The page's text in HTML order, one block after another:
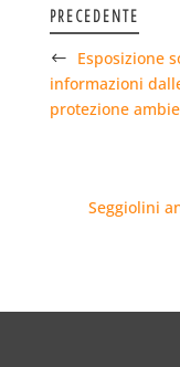
PRECEDENTE
Esposizione
informazioni
protezione
Seggiolini